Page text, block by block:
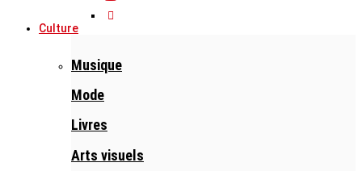
Culture
Musique
Mode
Livres
Arts visuels